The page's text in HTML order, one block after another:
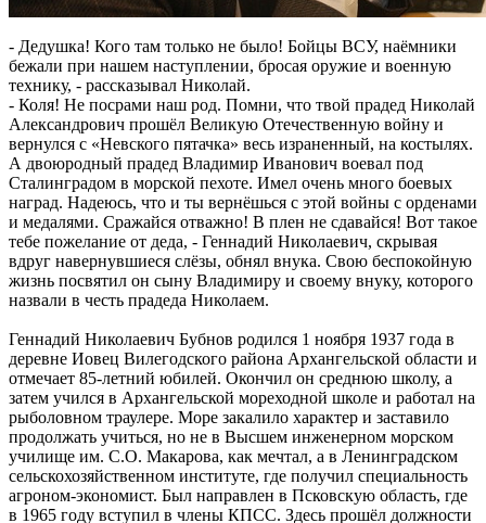
- Дедушка! Кого там только не было! Бойцы ВСУ, наёмники
бежали при нашем наступлении, бросая оружие и военную
технику, - рассказывал Николай.
- Коля! Не посрами наш род. Помни, что твой прадед Николай
Александрович прошёл Великую Отечественную войну и
вернулся с «Невского пятачка» весь израненный, на костылях.
А двоюродный прадед Владимир Иванович воевал под
Сталинградом в морской пехоте. Имел очень много боевых
наград. Надеюсь, что и ты вернёшься с этой войны с орденами
и медалями. Сражайся отважно! В плен не сдавайся! Вот такое
тебе пожелание от деда, - Геннадий Николаевич, скрывая
вдруг навернувшиеся слёзы, обнял внука. Свою беспокойную
жизнь посвятил он сыну Владимиру и своему внуку, которого
назвали в честь прадеда Николаем.
Геннадий Николаевич Бубнов родился 1 ноября 1937 года в
деревне Иовец Вилегодского района Архангельской области и
отмечает 85-летний юбилей. Окончил он среднюю школу, а
затем учился в Архангельской мореходной школе и работал на
рыболовном траулере. Море закалило характер и заставило
продолжать учиться, но не в Высшем инженерном морском
училище им. С.О. Макарова, как мечтал, а в Ленинградском
сельскохозяйственном институте, где получил специальность
агроном-экономист. Был направлен в Псковскую область, где
в 1965 году вступил в члены КПСС. Здесь прошёл должности